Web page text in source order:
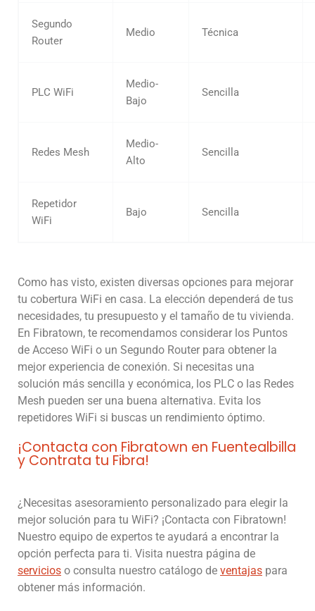
Segundo
Router
Medio Técnica
PLC WiFi
Medio-
Bajo
Sencilla
Redes Mesh
Medio-
Alto
Sencilla
Repetidor
WiFi
Bajo Sencilla
Como has visto, existen diversas opciones para mejorar
tu cobertura WiFi en casa. La elección dependerá de tus
necesidades, tu presupuesto y el tamaño de tu vivienda.
En Fibratown, te recomendamos considerar los Puntos
de Acceso WiFi o un Segundo Router para obtener la
mejor experiencia de conexión. Si necesitas una
solución más sencilla y económica, los PLC o las Redes
Mesh pueden ser una buena alternativa. Evita los
repetidores WiFi si buscas un rendimiento óptimo.
¡Contacta con Fibratown en Fuentealbilla
y Contrata tu Fibra!
¿Necesitas asesoramiento personalizado para elegir la
mejor solución para tu WiFi? ¡Contacta con Fibratown!
Nuestro equipo de expertos te ayudará a encontrar la
opción perfecta para ti. Visita nuestra página de
servicios o consulta nuestro catálogo de ventajas para
obtener más información.